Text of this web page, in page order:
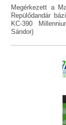
Megérkezett a
Repülődandár
KC-390
Sándor)